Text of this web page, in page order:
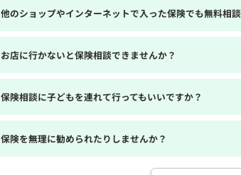
他のショップやインターネットで入った保険でも無料相
お店に行かないと保険相談できませんか？
保険相談に子どもを連れて行ってもいいですか？
保険を無理に勧められたりしませんか？